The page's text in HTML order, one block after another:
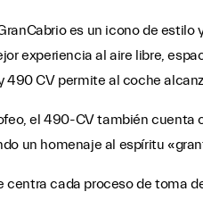
es un icono de
experiencia al aire libre,
490 CV permite al coche
el 490-CV también
un homenaje al espíritu
centra cada proceso de toma